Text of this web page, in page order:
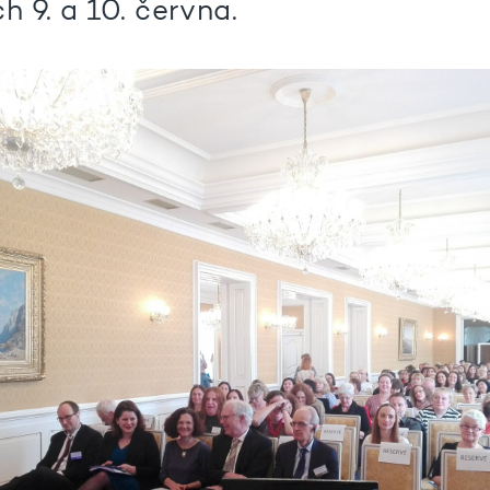
9. a 10. června.